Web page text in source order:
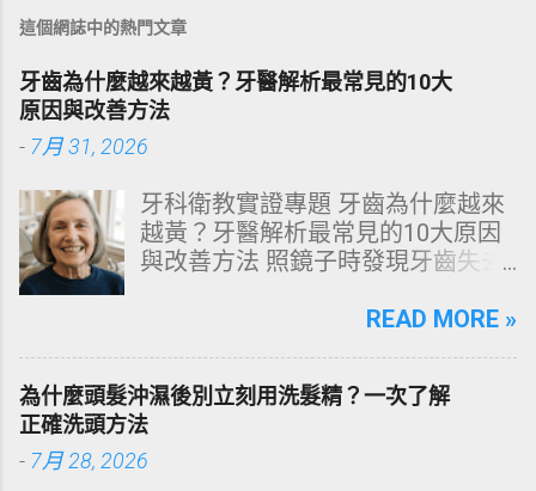
這個網誌中的熱門文章
牙齒為什麼越來越黃？牙醫解析最常見的10大
原因與改善方法
- 7月 31, 2026
牙科衛教實證專題 牙齒為什麼越來
越黃？牙醫解析最常見的10大原因
與改善方法 照鏡子時發現牙齒失去
文由專業牙科思維出發，深度剖析
源性染色成因，並提供精準有效的
改善與美白對策。 📋 文章快速導覽
目錄 一、 牙齒顏色的生物學本質：
琺瑯質與象牙質 二、 牙齒變黃的10
READ MORE »
為什麼頭髮沖濕後別立刻用洗髮精？一次了解
正確洗頭方法
- 7月 28, 2026